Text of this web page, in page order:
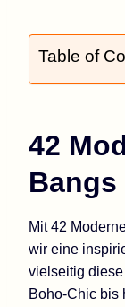
Table of
42
Mit 42
wir eine
vielseitig
Boho-Chic bis